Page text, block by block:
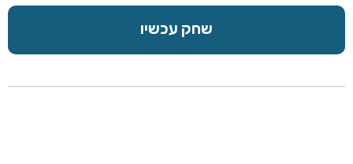
שחק עכשיו